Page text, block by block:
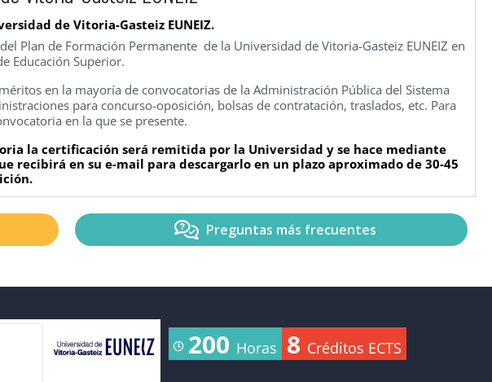
de Vitoria-Gasteiz EUNEIZ.
Plan de Formación Permanente de la Universidad de Vitoria-Gasteiz EUNEIZ en
Educación Superior.
en la mayoría de convocatorias de la Administración Pública del Sistema
para concurso-oposición, bolsas de contratación, traslados, etc. Para
en la que se presente.
la certificación será remitida por la Universidad y se hace mediante
recibirá en su e-mail para descargarlo en un plazo aproximado de 30-45
Preguntas más frecuentes
200 Horas 8 Créditos ECTS